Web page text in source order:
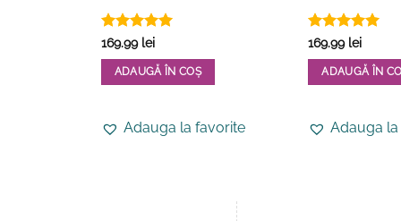
Evaluat la
169.99 lei
ADAUGĂ ÎN COȘ
are Adauga la favorite
Evaluat la
169.99 lei
ADAUGĂ ÎN
are Adauga